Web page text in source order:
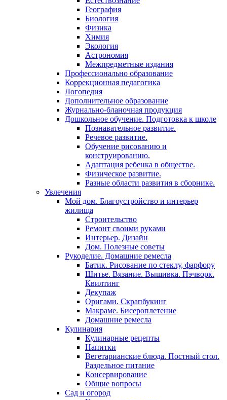
География
Биология
Физика
Химия
Экология
Астрономия
Межпредметные издания
Профессионально образование
Коррекционная педагогика
Логопедия
Дополнительное образование
Журнально-бланочная продукция
Дошкольное обучение. Подготовка к школе
Познавательное развитие.
Речевое развитие.
Обучение рисованию и
конструированию.
Адаптация ребенка в обществе.
Физическое развитие.
Разные области развития в сборнике.
Увлечения
Мой дом. Благоустройство и интерьер
жилища
Строительство
Ремонт своими руками
Интерьер. Дизайн
Дом. Полезные советы
Рукоделие. Домашние ремесла
Батик. Рисование по стеклу, фарфору
Шитье. Вязание. Вышивка. Пэчворк.
Квилтинг
Декупаж
Оригами. Скрапбукинг
Макраме. Бисероплетение
Домашние ремесла
Кулинария
Кулинарные рецепты
Напитки
Вегетарианские блюда. Постный стол.
Раздельное питание
Консервирование
Общие вопросы
Сад и огород